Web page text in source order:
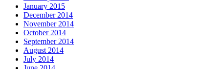
January 2015
December 2014
November 2014
October 2014
September 2014
August 2014
July 2014